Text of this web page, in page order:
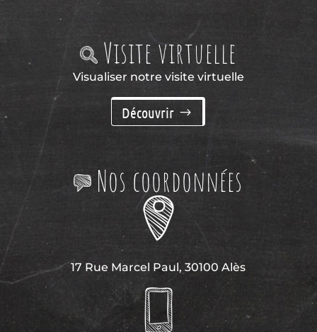
Visite virtuelle
Visualiser notre visite virtuelle
Découvrir
Nos coordonnées
17 Rue Marcel Paul, 30100 Alès